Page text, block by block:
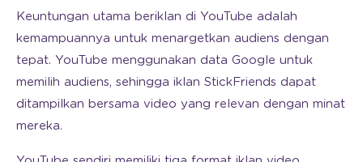
Keuntungan utama beriklan di YouTube adalah
kemampuannya untuk menargetkan audiens dengan
tepat. YouTube menggunakan data Google untuk
memilih audiens, sehingga iklan StickFriends dapat
ditampilkan bersama video yang relevan dengan minat
mereka.